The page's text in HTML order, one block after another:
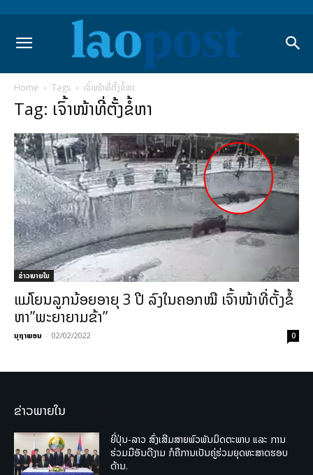
Home Tags ເຈົ້າໜ້າທີ່ຕັ້ງຂໍ້ຫາ
Tag: ເຈົ້າໜ້າທີ່ຕັ້ງຂໍ້ຫາ
ຂ່າວພາຍ​ໃນ
ແມ່ໂຍນລູກນ້ອຍອາຍຸ 3 ປີ ລົງໃນຄອກໝີ ເຈົ້າໜ້າທີ່ຕັ້ງຂໍ້
ຫາ”ພະຍາຍາມຂ້າ”
ນຸຖາພອນ - 02/02/2022 0
ຂ່າວພາຍໃນ
ຍີ່ປຸ່ນ-ລາວ ສົ່ງເສີມສາຍພົວພັນມິດຕະພາບ ແລະ ການ
ຮ່ວມມືອັນດີງາມ ກໍຄືການເປັນຄູ່ຮ່ວມຍຸດທະສາດຮອບ
ດ້ານ.